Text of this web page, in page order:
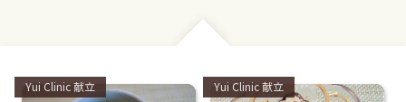
Categories:
Yui Clinic 献立 Categories:
Yui Clinic 献立